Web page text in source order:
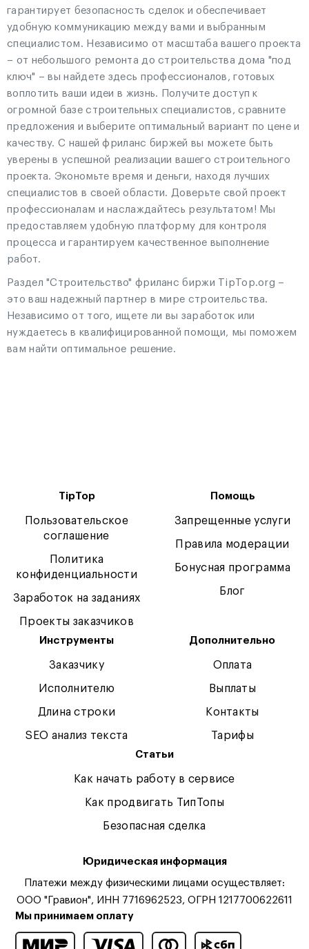
гарантирует безопасность сделок и обеспечивает
удобную коммуникацию между вами и выбранным
специалистом. Независимо от масштаба вашего проекта
– от небольшого ремонта до строительства дома "под
ключ" – вы найдете здесь профессионалов, готовых
воплотить ваши идеи в жизнь. Получите доступ к
огромной базе строительных специалистов, сравните
предложения и выберите оптимальный вариант по цене и
качеству. С нашей фриланс биржей вы можете быть
уверены в успешной реализации вашего строительного
проекта. Экономьте время и деньги, находя лучших
специалистов в своей области. Доверьте свой проект
профессионалам и наслаждайтесь результатом! Мы
предоставляем удобную платформу для контроля
процесса и гарантируем качественное выполнение
работ.
Раздел "Строительство" фриланс биржи TipTop.org –
это ваш надежный партнер в мире строительства.
Независимо от того, ищете ли вы заработок или
нуждаетесь в квалифицированной помощи, мы поможем
вам найти оптимальное решение.
TipTop
Пользовательское
соглашение
Политика
конфиденциальности
Заработок на заданиях
Проекты заказчиков
Помощь
Запрещенные услуги
Правила модерации
Бонусная программа
Блог
Инструменты
Заказчику
Исполнителю
Длина строки
SEO анализ текста
Дополнительно
Оплата
Выплаты
Контакты
Тарифы
Статьи
Как начать работу в сервисе
Как продвигать ТипТопы
Безопасная сделка
Юридическая информация
Платежи между физическими лицами осуществляет:
ООО "Гравион", ИНН 7716962523, ОГРН 1217700622611
Мы принимаем оплату